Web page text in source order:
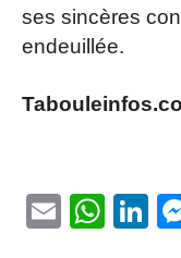
ses sincères
endeuillée.
Email